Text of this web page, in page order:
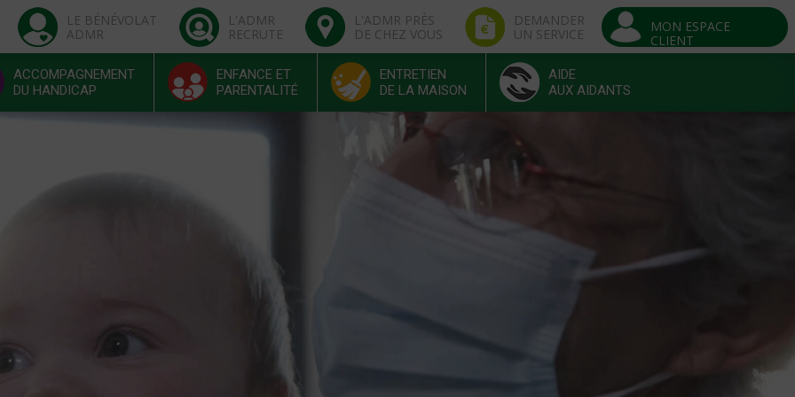
LE BÉNÉVOLAT
ADMR
L'ADMR
RECRUTE
L'ADMR PRÈS
DE CHEZ VOUS
DEMANDER
UN SERVICE
MON ESPACE
CLIENT
ACCOMPAGNEMENT
DU HANDICAP
ENFANCE ET
PARENTALITÉ
ENTRETIEN
DE LA MAISON
AIDE
AUX AIDANTS